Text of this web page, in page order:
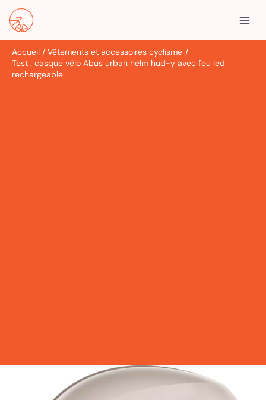
Aller
contenu
Accueil
Vêtements et accessoires cyclisme
Test : casque vélo Abus urban helm hud-y avec feu led
rechargeable
R
e
c
h
e